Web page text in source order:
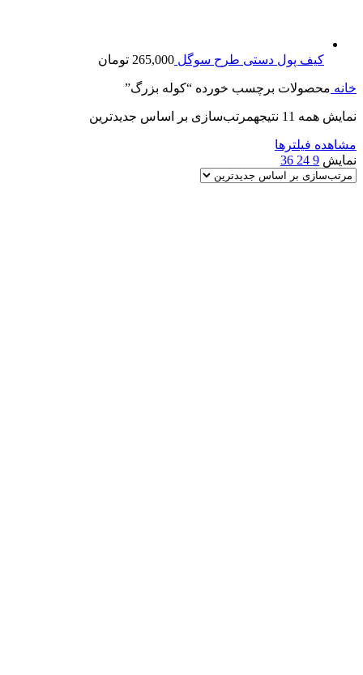
کیف پول دستی طرح سوگل 265,000 تومان
خانه محصولات برچسب خورده “کوله بزرگ”
نمایش همه 11 نتیجه مرتب‌سازی بر اساس جدیدترین
مشاهده فیلترها
نمایش 9
24
36